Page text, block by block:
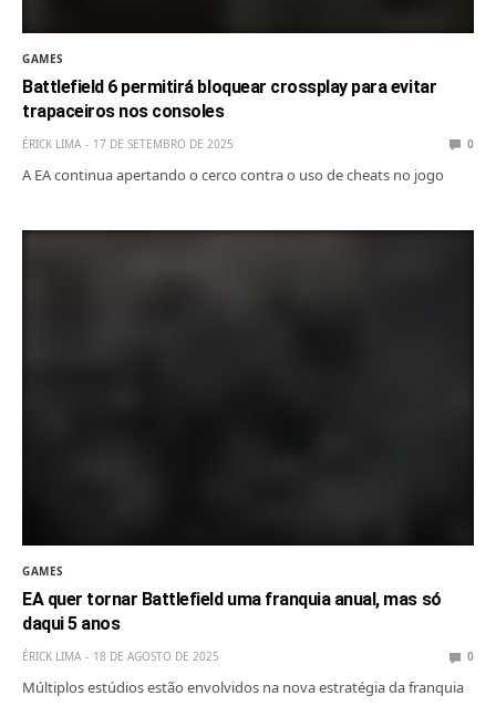
GAMES
Battlefield 6 permitirá bloquear crossplay para evitar
trapaceiros nos consoles
ÉRICK LIMA 17 DE SETEMBRO DE 2025 0
A EA continua apertando o cerco contra o uso de cheats no jogo
GAMES
EA quer tornar Battlefield uma franquia anual, mas só
daqui 5 anos
ÉRICK LIMA 18 DE AGOSTO DE 2025 0
Múltiplos estúdios estão envolvidos na nova estratégia da franquia